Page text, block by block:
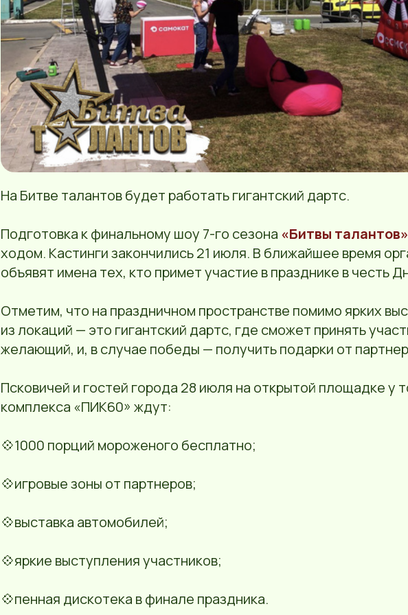
На Битве талантов будет работать гигантский дартс.
Подготовка к финальному шоу 7-го сезона «Битвы талантов»
ходом. Кастинги закончились 21 июля. В ближайшее время
объявят имена тех, кто примет участие в празднике в честь
Отметим, что на праздничном пространстве помимо ярких
из локаций — это гигантский дартс, где сможет принять
желающий, и, в случае победы — получить подарки от
Псковичей и гостей города 28 июля на открытой площадке у
комплекса «ПИК60» ждут:
💠1000 порций мороженого бесплатно;
💠игровые зоны от партнеров;
💠выставка автомобилей;
💠яркие выступления участников;
💠пенная дискотека в финале праздника.